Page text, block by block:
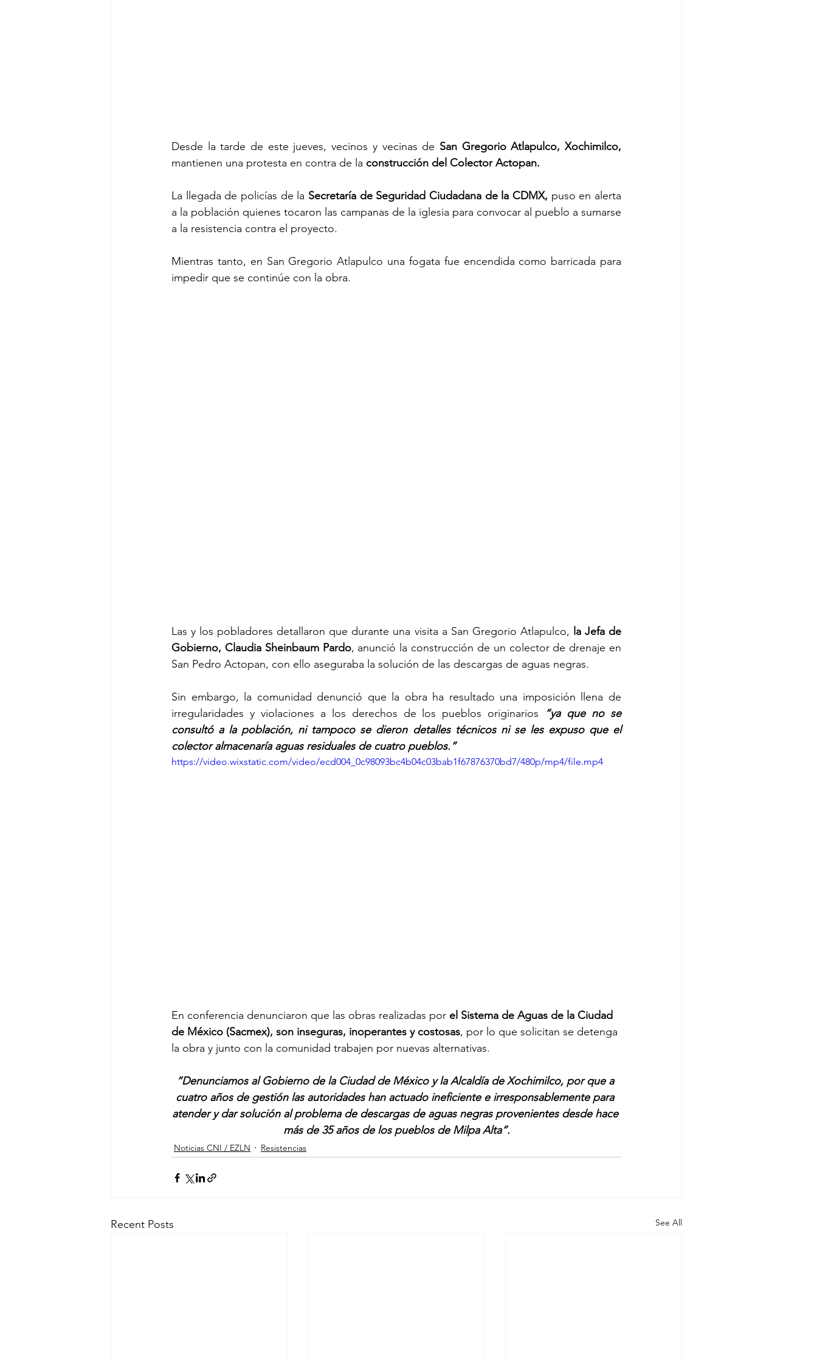
Desde la tarde de este jueves, vecinos y vecinas de San Gregorio Atlapulco, Xochimilco,
mantienen una protesta en contra de la construcción del Colector Actopan.
La llegada de policías de la Secretaría de Seguridad Ciudadana de la CDMX, puso en alerta
a la población quienes tocaron las campanas de la iglesia para convocar al pueblo a sumarse
a la resistencia contra el proyecto.
Mientras tanto, en San Gregorio Atlapulco una fogata fue encendida como barricada para
impedir que se continúe con la obra.
Las y los pobladores detallaron que durante una visita a San Gregorio Atlapulco, la Jefa de
Gobierno, Claudia Sheinbaum Pardo, anunció la construcción de un colector de drenaje en
San Pedro Actopan, con ello aseguraba la solución de las descargas de aguas negras.
Sin embargo, la comunidad denunció que la obra ha resultado una imposición llena de
irregularidades y violaciones a los derechos de los pueblos originarios
“ya que no se
consultó a la población, ni tampoco se dieron detalles técnicos ni se les expuso que el
colector almacenaría aguas residuales de cuatro pueblos.”
https://video.wixstatic.com/video/ecd004_0c98093bc4b04c03bab1f67876370bd7/480p/mp4/file.mp4
En conferencia denunciaron que las obras realizadas por el Sistema de Aguas de la Ciudad
de México (Sacmex), son inseguras, inoperantes y costosas, por lo que solicitan se detenga
la obra y junto con la comunidad trabajen por nuevas alternativas.
“Denunciamos al Gobierno de la Ciudad de México y la Alcaldía de Xochimilco, por que a
cuatro años de gestión las autoridades han actuado ineficiente e irresponsablemente para
atender y dar solución al problema de descargas de aguas negras provenientes desde hace
más de 35 años de los pueblos de Milpa Alta”.
Noticias CNI / EZLN Resistencias
Recent Posts See All